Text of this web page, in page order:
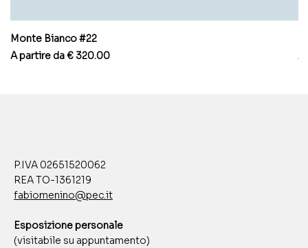
Monte Bianco #22
A partire da€ 320.00
Prezzo scontato
A
P.IVA 02651520062
REA TO-1361219
fabiomenino@pec.it
Esposizione personale
(visitabile su appuntamento)